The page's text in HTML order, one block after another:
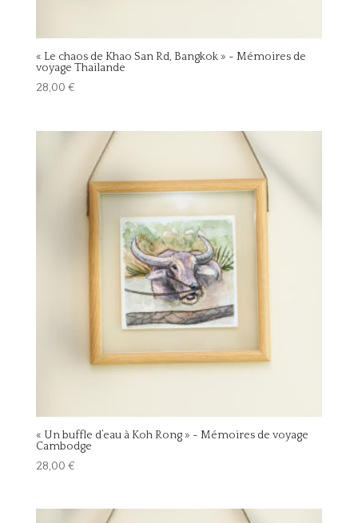
« Le chaos de Khao San Rd, Bangkok » ~ Mémoires de
voyage Thailande
28,00 €
« Un buffle d’eau à Koh Rong » ~ Mémoires de voyage
Cambodge
28,00 €